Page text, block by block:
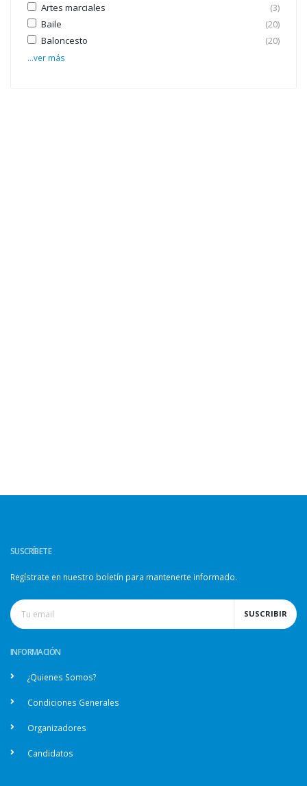
Artes marciales
(3)
Baile
(20)
Baloncesto
(20)
...ver más
SUSCRÍBETE
Regístrate en nuestro boletín para mantenerte informado.
SUSCRIBIR
INFORMACIÓN
¿Quienes Somos?
Condiciones Generales
Organizadores
Candidatos